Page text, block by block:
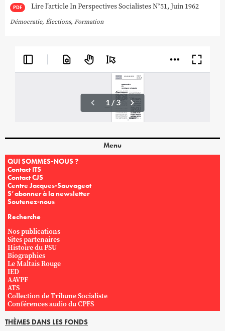
PDF Lire l’article In Perspectives Socialistes N°51, Juin 1962
Démocratie, Élections, Formation
Menu
QUI SOMMES-NOUS ?
Contact ITS
Contact CJS
Centre Jacques-Sauvageot
S’abonner à la newsletter
Soutenez-nous
Recherche
Nos publications
Sites partenaires
Histoire du PSU
Biographies
Le Maltais Rouge
IED
AAVPF
ATS
Collection de Tribune Socialiste
Conférences audio du CPFS
THÈMES DANS LES FONDS